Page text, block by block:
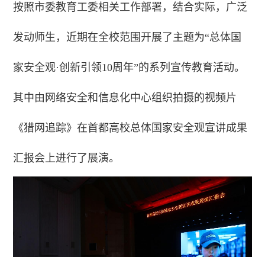
按照市委教育工委相关工作部署，结合实际，广泛
发动师生，近期在全校范围开展了主题为“总体国
家安全观·创新引领10周年”的系列宣传教育活动。
其中由网络安全和信息化中心组织拍摄的视频片
《猎网追踪》在首都高校总体国家安全观宣讲成果
汇报会上进行了展演。